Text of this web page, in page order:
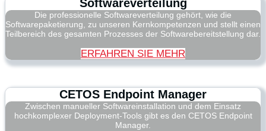
Softwareverteilung
Die professionelle Softwareverteilung gehört, wie die
Softwarepaketierung, zu unseren Kernkompetenzen und stellt einen
Teilbereich des gesamten Prozesses der Softwarebereitstellung dar.
ERFAHREN SIE MEHR
CETOS Endpoint Manager
Zwischen manueller Softwareinstallation und dem Einsatz
hochkomplexer Deployment-Tools gibt es den CETOS Endpoint
Manager.